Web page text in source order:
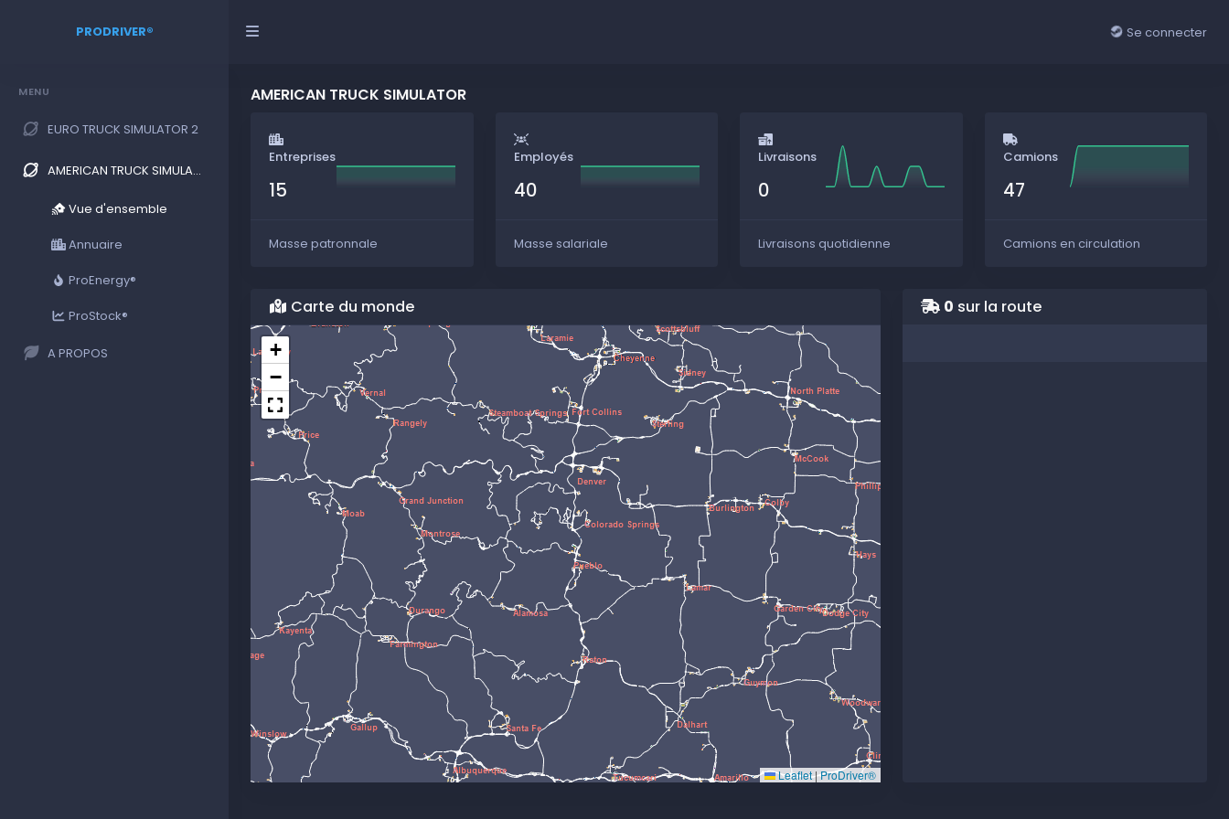
PRODRIVER® Se connecter
MENU
EURO TRUCK SIMULATOR 2
AMERICAN TRUCK SIMULATOR
Vue d'ensemble
Annuaire
ProEnergy®
ProStock®
A PROPOS
AMERICAN TRUCK SIMULATOR
Entreprises
15
Masse patronnale
Employés
40
Masse salariale
Livraisons
0
Livraisons quotidienne
Camions
47
Camions en circulation
Carte du monde
+
−
Leaflet|ProDriver®
0 sur la route